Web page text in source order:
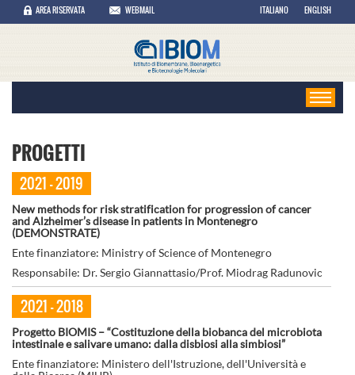
AREA RISERVATA WEBMAIL ITALIANO ENGLISH
PROGETTI
2021 - 2019
New methods for risk stratification for progression of cancer
and Alzheimer’s disease in patients in Montenegro
(DEMONSTRATE)
Ente finanziatore: Ministry of Science of Montenegro
Responsabile: Dr. Sergio Giannattasio/Prof. Miodrag Radunovic
2021 - 2018
Progetto BIOMIS – “Costituzione della biobanca del microbiota
intestinale e salivare umano: dalla disbiosi alla simbiosi”
Ente finanziatore: Ministero dell'Istruzione, dell'Università e